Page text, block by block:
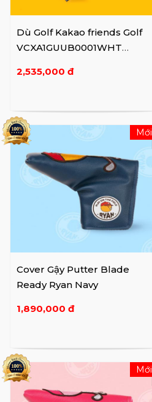
Dù Golf Kakao friends Golf
VCXA1GUUB0001WHT
2,535,000 đ
Cover Gậy Putter Blade
Ready Ryan Navy
1,890,000 đ
Mới
Mới